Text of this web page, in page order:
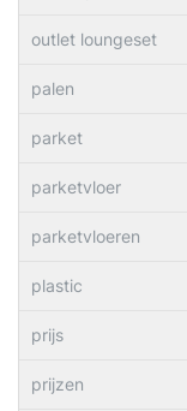
outlet loungeset
palen
parket
parketvloer
parketvloeren
plastic
prijs
prijzen